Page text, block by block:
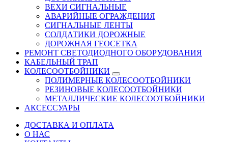
ВЕХИ СИГНАЛЬНЫЕ
АВАРИЙНЫЕ ОГРАЖДЕНИЯ
СИГНАЛЬНЫЕ ЛЕНТЫ
СОЛДАТИКИ ДОРОЖНЫЕ
ДОРОЖНАЯ ГЕОСЕТКА
РЕМОНТ СВЕТОДИОДНОГО ОБОРУДОВАНИЯ
КАБЕЛЬНЫЙ ТРАП
КОЛЕСООТБОЙНИКИ
ПОЛИМЕРНЫЕ КОЛЕСООТБОЙНИКИ
РЕЗИНОВЫЕ КОЛЕСООТБОЙНИКИ
МЕТАЛЛИЧЕСКИЕ КОЛЕСООТБОЙНИКИ
АКСЕССУАРЫ
ДОСТАВКА И ОПЛАТА
О НАС